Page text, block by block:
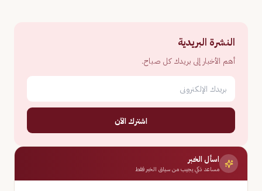
النشرة البريدية
أهم الأخبار إلى بريدك كل صباح.
اشترك الآن
اسأل الخبر
مساعد ذكي يجيب من سياق الخبر فقط